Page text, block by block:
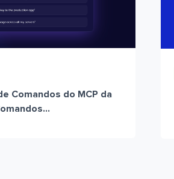
Comandos do MCP da